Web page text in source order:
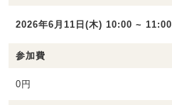
2026年6月11日(木) 10:00 ~ 11:00
参加費
0円